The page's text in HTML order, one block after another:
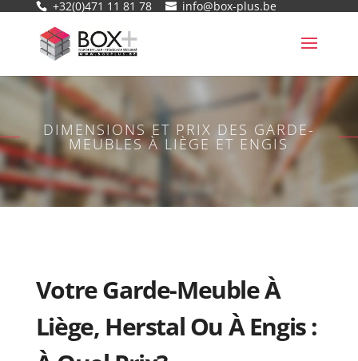
+32(0)471 11 81 78 info@box-plus.be
DIMENSIONS ET PRIX DES GARDE-
MEUBLES À LIÈGE ET ENGIS
Votre Garde-Meuble À
Liège, Herstal Ou À Engis :